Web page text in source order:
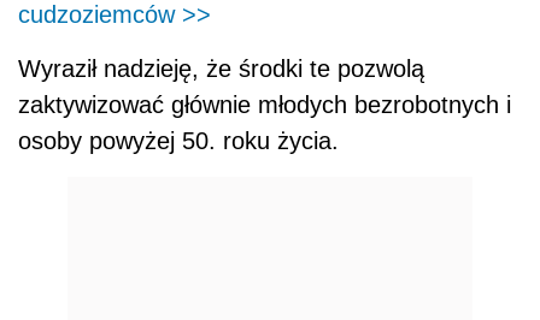
cudzoziemców >>
Wyraził nadzieję, że środki te pozwolą
zaktywizować głównie młodych bezrobotnych i
osoby powyżej 50. roku życia.